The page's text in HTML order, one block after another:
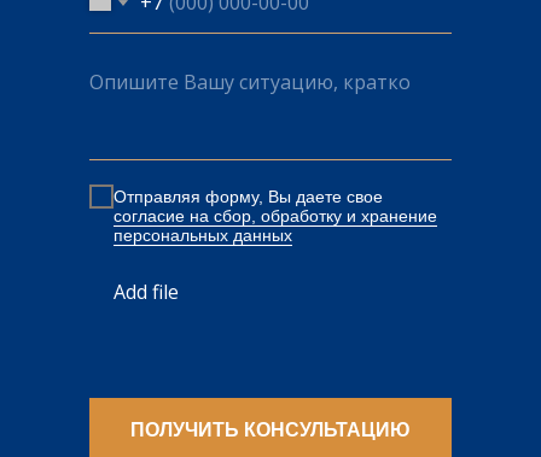
Отправляя форму, Вы даете свое
cогласие на сбор, обработку и хранение
персональных данных
Add file
ПОЛУЧИТЬ КОНСУЛЬТАЦИЮ